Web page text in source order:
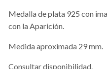
Medalla de plata 925 con
con la Aparición.
Medida aproximada 29 mm.
Consultar disponibilidad.